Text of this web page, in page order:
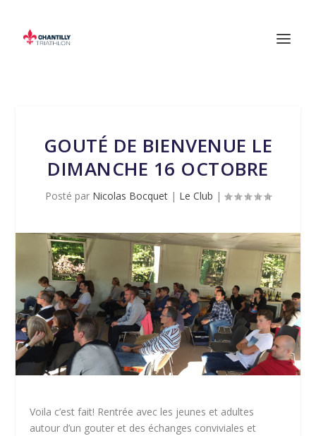
GOUTÉ DE BIENVENUE LE
DIMANCHE 16 OCTOBRE
Posté par Nicolas Bocquet | Le Club |
Voila c’est fait! Rentrée avec les jeunes et adultes
autour d’un gouter et des échanges conviviales et